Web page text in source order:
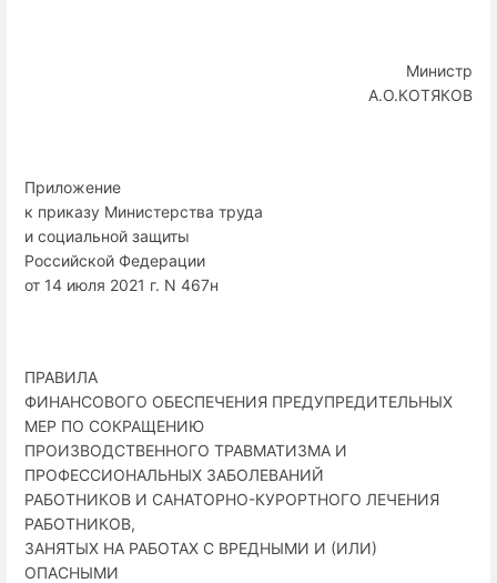
Министр
А.О.КОТЯКОВ
Приложение
к приказу Министерства труда
и социальной защиты
Российской Федерации
от 14 июля 2021 г. N 467н
ПРАВИЛА
ФИНАНСОВОГО ОБЕСПЕЧЕНИЯ ПРЕДУПРЕДИТЕЛЬНЫХ
МЕР ПО СОКРАЩЕНИЮ
ПРОИЗВОДСТВЕННОГО ТРАВМАТИЗМА И
ПРОФЕССИОНАЛЬНЫХ ЗАБОЛЕВАНИЙ
РАБОТНИКОВ И САНАТОРНО-КУРОРТНОГО ЛЕЧЕНИЯ
РАБОТНИКОВ,
ЗАНЯТЫХ НА РАБОТАХ С ВРЕДНЫМИ И (ИЛИ)
ОПАСНЫМИ